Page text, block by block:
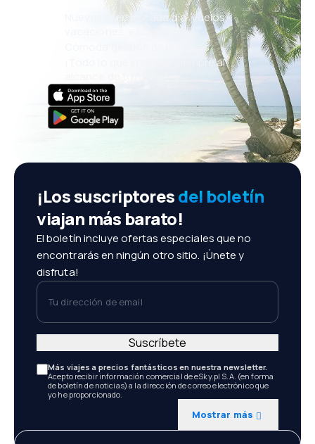
Nuevas ofertas cada día: vuelos,
vacaciones, escapadas
Cómoda gestión de reservas
¡Todo lo que importa, siempre al
¡Los suscriptoresdel boletín
viajan más barato!
El boletín incluye ofertas especiales que no
encontrarás en ningún otro sitio. ¡Únete y
disfruta!
Tu dirección de email
Más viajes a precios fantásticos en nuestra newsletter.
Acepto recibir información comercial de eSky.pl S.A. (en forma
de boletín de noticias) a la dirección de correo electrónico que
yo he proporcionado.
Mostrar más
Suscríbete